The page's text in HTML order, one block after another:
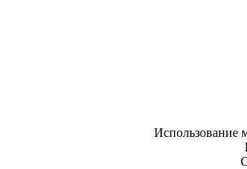
Использование